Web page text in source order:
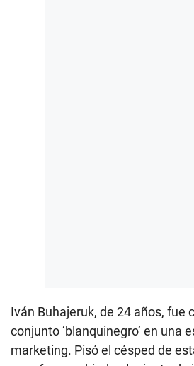
Iván Buhajeruk, de 24 años, fue
conjunto ‘blanquinegro’ en una
marketing. Pisó el césped de